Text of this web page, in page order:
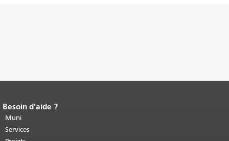
Fin du contenu de la page.
cette page se répète sur chaque page.
Retour au haut du contenu principal
Besoin d'aide ?
Muni
Services